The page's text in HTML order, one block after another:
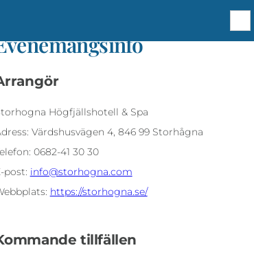
Högfjällshotell & Spa
Värdshusvägen 4, 846 99 Storhågna
0682-41 30 30
post: info@storhogna.com
https://storhogna.se/
tillfällen